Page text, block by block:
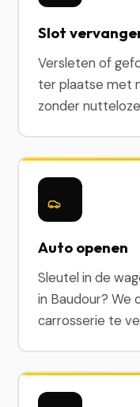
Slot
Versleten of
ter plaatse met
zonder
Auto openen
Sleutel in de
in Baudour? We
carrosserie te